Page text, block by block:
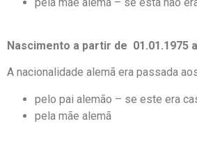
Nascimento a partir de 01.01.1975
A nacionalidade alemã era passada
pelo pai alemão – se este era
pela mãe alemã